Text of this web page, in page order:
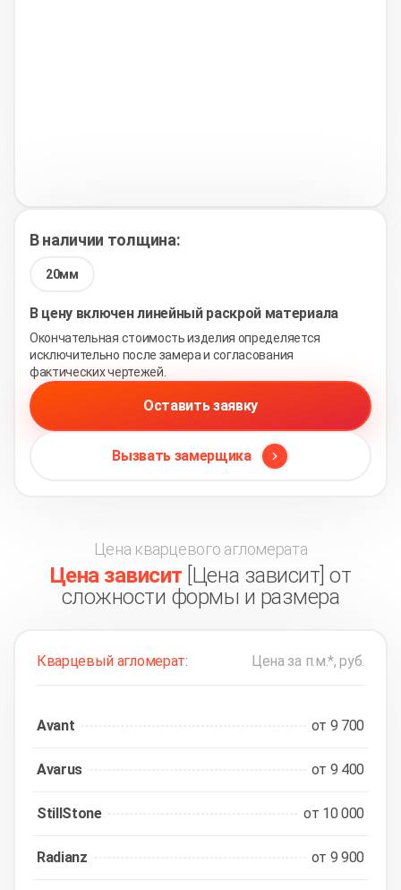
В наличии толщина:
20мм
В цену включен линейный раскрой материала
Окончательная стоимость изделия определяется
исключительно после замера и согласования
фактических чертежей.
Оставить заявку
Вызвать замерщика
Цена кварцевого агломерата
Цена зависит [Цена зависит] от
сложности формы и размера
Кварцевый агломерат: Цена за п.м.*, руб.
Avant от 9 700
Avarus от 9 400
StillStone от 10 000
Radianz от 9 900